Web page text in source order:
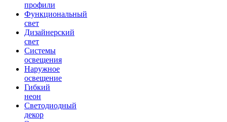
профили
Функциональный
свет
Дизайнерский
свет
Системы
освещения
Наружное
освещение
Гибкий
неон
Светодиодный
декор